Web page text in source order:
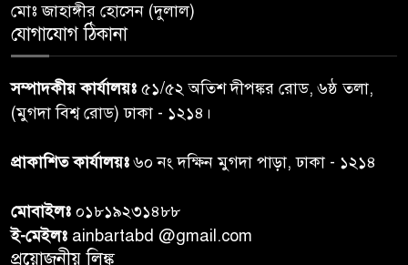
পেশ
তদন্ত শেষ পর্যায়ে, দ্রুত চার্জশিট
৭
রাতের মধ্যে ঢাকাসহ ১০ অঞ্চলে
ঝড়বৃষ্টির পূর্বাভাস
৮
প্রধানমন্ত্রীর সঙ্গে দেখা করে স্বপ্নপূরণ
৯
মোঃ জাহাঙ্গীর হোসেন (দুলাল)
যোগাযোগ ঠিকানা
সম্পাদকীয় কার্যালয়ঃ ৫১/৫২ অতিশ দীপঙ্কর রোড, ৬ষ্ঠ তলা,
(মুগদা বিশ্ব রোড) ঢাকা - ১২১৪।
প্রাকাশিত কার্যালয়ঃ৬০ নং দক্ষিন মুগদা পাড়া, ঢাকা - ১২১৪
মোবাইলঃ ০১৮১৯২৩১৪৮৮
ই-মেইলঃ ainbartabd @gmail.com
প্রয়োজনীয় লিঙ্ক